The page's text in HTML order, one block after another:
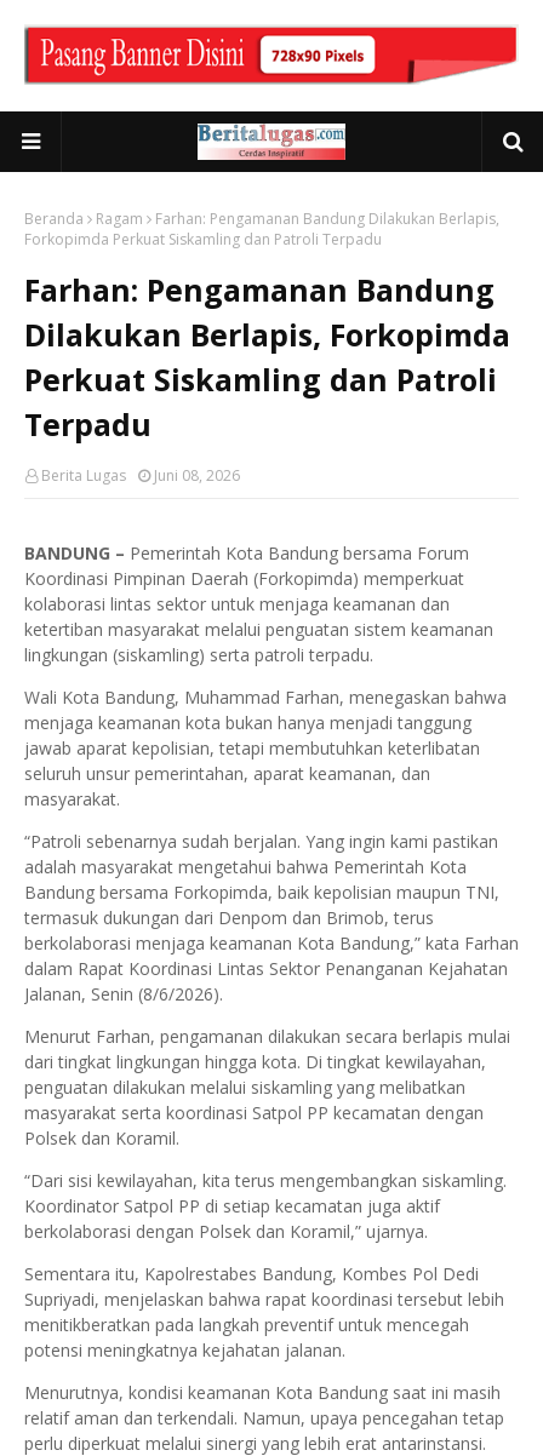
Beranda Ragam
Farhan: Pengamanan Bandung Dilakukan Berlapis,
Forkopimda Perkuat Siskamling dan Patroli Terpadu
Farhan: Pengamanan Bandung
Dilakukan Berlapis, Forkopimda
Perkuat Siskamling dan Patroli
Terpadu
Berita Lugas Juni 08, 2026
BANDUNG – Pemerintah Kota Bandung bersama Forum
Koordinasi Pimpinan Daerah (Forkopimda) memperkuat
kolaborasi lintas sektor untuk menjaga keamanan dan
ketertiban masyarakat melalui penguatan sistem keamanan
lingkungan (siskamling) serta patroli terpadu.
Wali Kota Bandung, Muhammad Farhan, menegaskan bahwa
menjaga keamanan kota bukan hanya menjadi tanggung
jawab aparat kepolisian, tetapi membutuhkan keterlibatan
seluruh unsur pemerintahan, aparat keamanan, dan
masyarakat.
“Patroli sebenarnya sudah berjalan. Yang ingin kami pastikan
adalah masyarakat mengetahui bahwa Pemerintah Kota
Bandung bersama Forkopimda, baik kepolisian maupun TNI,
termasuk dukungan dari Denpom dan Brimob, terus
berkolaborasi menjaga keamanan Kota Bandung,” kata Farhan
dalam Rapat Koordinasi Lintas Sektor Penanganan Kejahatan
Jalanan, Senin (8/6/2026).
Menurut Farhan, pengamanan dilakukan secara berlapis mulai
dari tingkat lingkungan hingga kota. Di tingkat kewilayahan,
penguatan dilakukan melalui siskamling yang melibatkan
masyarakat serta koordinasi Satpol PP kecamatan dengan
Polsek dan Koramil.
“Dari sisi kewilayahan, kita terus mengembangkan siskamling.
Koordinator Satpol PP di setiap kecamatan juga aktif
berkolaborasi dengan Polsek dan Koramil,” ujarnya.
Sementara itu, Kapolrestabes Bandung, Kombes Pol Dedi
Supriyadi, menjelaskan bahwa rapat koordinasi tersebut lebih
menitikberatkan pada langkah preventif untuk mencegah
potensi meningkatnya kejahatan jalanan.
Menurutnya, kondisi keamanan Kota Bandung saat ini masih
relatif aman dan terkendali. Namun, upaya pencegahan tetap
perlu diperkuat melalui sinergi yang lebih erat antarinstansi.